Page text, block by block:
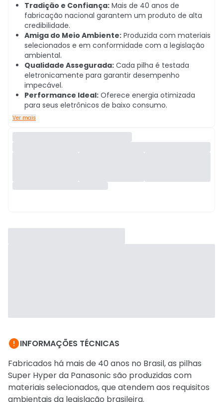
Tradição e Confiança: Mais de 40 anos de
fabricação nacional garantem um produto de alta
credibilidade.
Amiga do Meio Ambiente: Produzida com materiais
selecionados e em conformidade com a legislação
ambiental.
Qualidade Assegurada: Cada pilha é testada
eletronicamente para garantir desempenho
impecável.
Performance Ideal: Oferece energia otimizada
para seus eletrônicos de baixo consumo.
Ver mais
INFORMAÇÕES TÉCNICAS
Fabricados há mais de 40 anos no Brasil, as pilhas
Super Hyper da Panasonic são produzidas com
materiais selecionados, que atendem aos requisitos
ambientais da legislação brasileira.